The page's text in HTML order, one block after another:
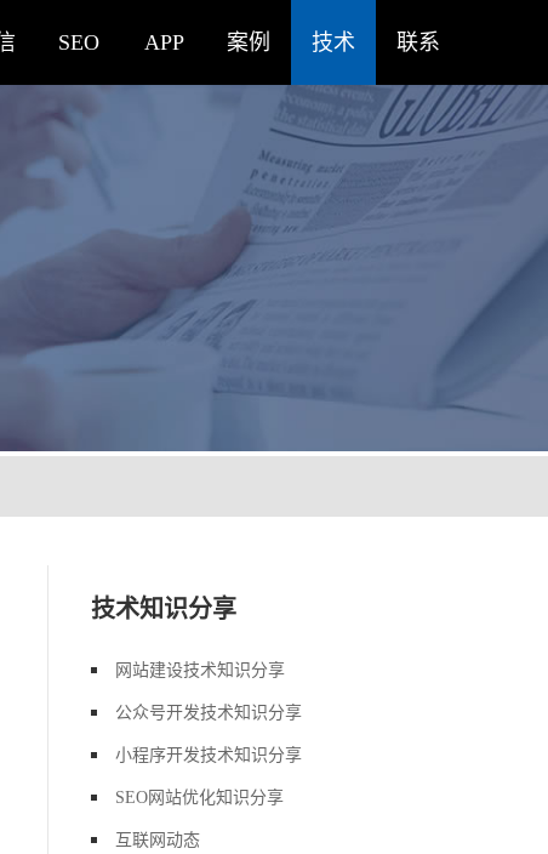
SEO APP 案例 技术 联系
技术知识分享
网站建设技术知识分享
公众号开发技术知识分享
小程序开发技术知识分享
SEO网站优化知识分享
互联网动态